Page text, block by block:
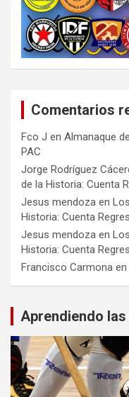
Comentarios
Fco J en Almanaque
PAC
Jorge Rodríguez
de la Historia: Cuenta
Jesus mendoza en
Historia: Cuenta
Jesus mendoza en
Historia: Cuenta
Francisco Carmona en
Aprendiendo